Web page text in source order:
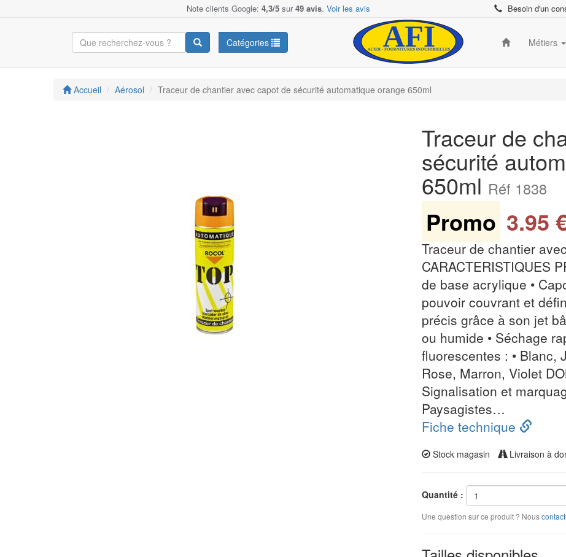
Note clients Google: 4,3/5 sur49 avis. Voir les avis Besoin d'un
Catégories Métiers
Accueil Aérosol Traceur de chantier avec capot de sécurité automatique orange 650ml
Traceur de
sécurité
650ml Réf 1838
Promo 3.95
Traceur de chantier
CARACTERISTIQUES
de base acrylique •
pouvoir couvrant et
précis grâce à son jet
ou humide • Séchage
fluorescentes : • Blanc,
Rose, Marron, Violet
Signalisation et
Paysagistes…
Fiche technique
Stock magasin Livraison à
Quantité :
Une question sur ce produit ? Nous